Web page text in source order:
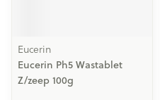
Eucerin
Eucerin Ph5 Wastablet
Z/zeep 100g